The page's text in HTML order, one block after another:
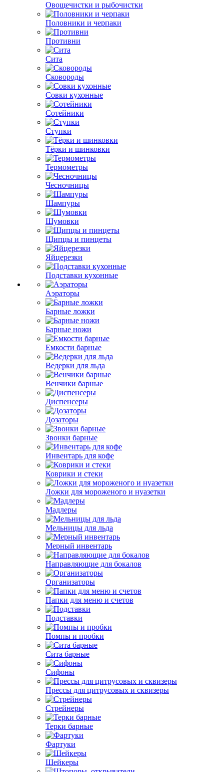
Овощечистки и рыбочистки
Половники и черпаки
Противни
Сита
Сковороды
Совки кухонные
Сотейники
Ступки
Тёрки и шинковки
Термометры
Чесночницы
Шампуры
Шумовки
Щипцы и пинцеты
Яйцерезки
Подставки кухонные
Аэраторы
Барные ложки
Барные ножи
Емкости барные
Ведерки для льда
Венчики барные
Диспенсеры
Дозаторы
Звонки барные
Инвентарь для кофе
Коврики и стеки
Ложки для мороженого и нуазетки
Мадлеры
Мельницы для льда
Мерный инвентарь
Направляющие для бокалов
Организаторы
Папки для меню и счетов
Подставки
Помпы и пробки
Сита барные
Сифоны
Прессы для цитрусовых и сквизеры
Стрейнеры
Терки барные
Фартуки
Шейкеры